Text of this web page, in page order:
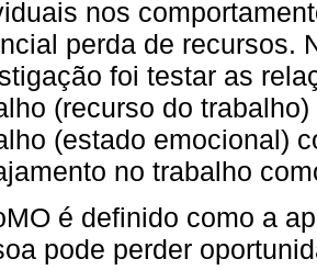
nos
perda de recursos.
foi testar as
(recurso do
(estado emocional)
no trabalho
é definido como a
pode perder